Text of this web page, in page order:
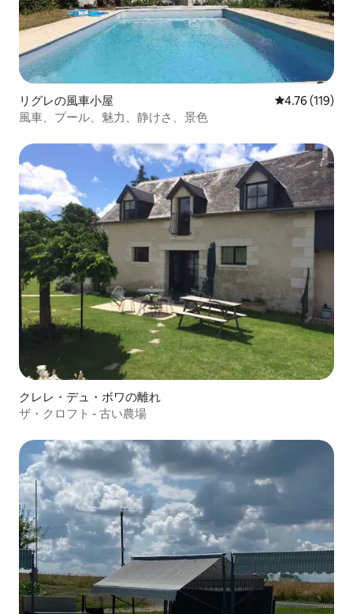
リグレの風車小屋 レビュー119
4.76 (119)
風車、プール、魅力、静けさ、景色
クレレ・デュ・ボワの離れ
ザ・クロフト - 古い農場